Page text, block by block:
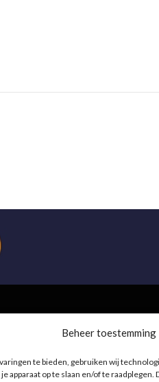
Beheer toestemming
te bieden, gebruiken wij
apparaat op te slaan en/of te